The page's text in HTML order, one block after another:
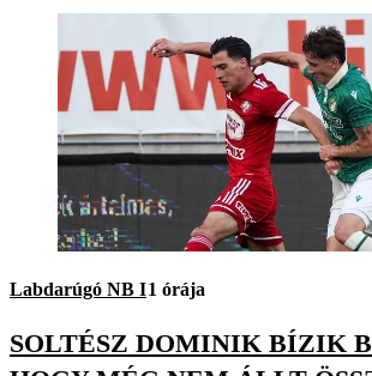
Labdarúgó NB I1 órája
SOLTÉSZ DOMINIK BÍZIK